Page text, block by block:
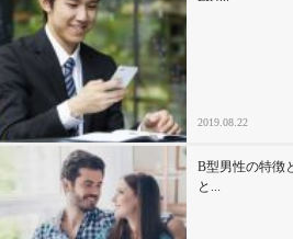
2019.08.22
B型男性の特徴
と...